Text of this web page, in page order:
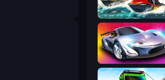
Jetski Race
Grand Cyber City